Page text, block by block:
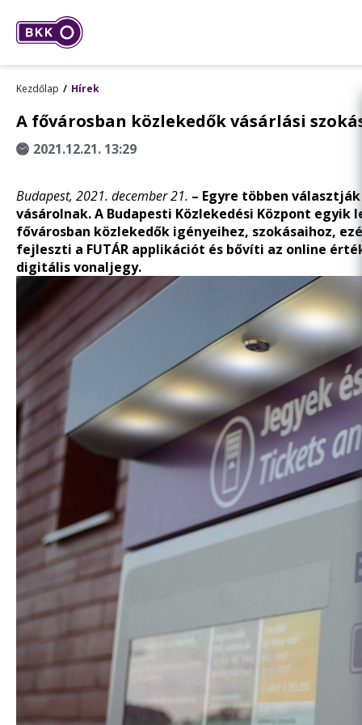
Kezdőlap Hírek
A fővárosban közlekedők vásárlási
2021.12.21. 13:29
Budapest, 2021. december 21. – Egyre többen
vásárolnak. A Budapesti Közlekedési Központ
fővárosban közlekedők igényeihez, szokásaihoz,
fejleszti a FUTÁR applikációt és bővíti az online
digitális vonaljegy.